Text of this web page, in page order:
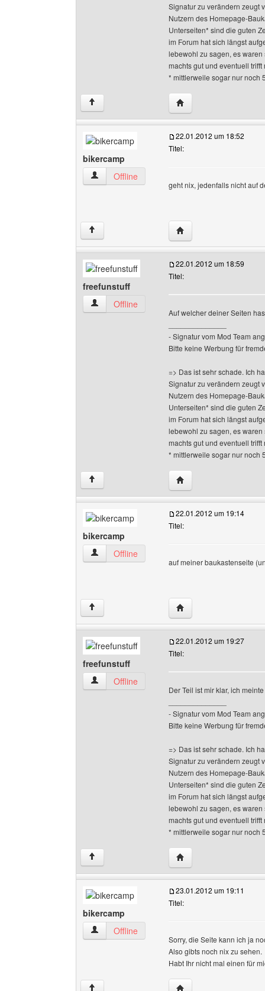
Signatur zu verändern zeugt
Nutzern des Homepage-
Unterseiten* sind die guten
im Forum hat sich längst
lebewohl zu sagen, es
machts gut und eventuell
* mittlerweile sogar nur noch
↑ Website dieses
bikercamp
bikercamp Benutzer-Profile anzeigen
Offline
22.01.2012 um 18:52
Titel:
geht nix, jedenfalls nicht auf
↑ Website dieses
freefunstuff
freefunstuff Benutzer-Profile anzeigen
Offline
22.01.2012 um 18:59
Titel:
Auf welcher deiner Seiten
- Signatur vom Mod Team
Bitte keine Werbung für
=> Das ist sehr schade. Ich
Signatur zu verändern zeugt
Nutzern des Homepage-
Unterseiten* sind die guten
im Forum hat sich längst
lebewohl zu sagen, es
machts gut und eventuell
* mittlerweile sogar nur noch
↑ Website dieses
bikercamp
bikercamp Benutzer-Profile anzeigen
Offline
22.01.2012 um 19:14
Titel:
auf meiner baukastenseite
↑ Website dieses
freefunstuff
freefunstuff Benutzer-Profile anzeigen
Offline
22.01.2012 um 19:27
Titel:
Der Teil ist mir klar, ich
- Signatur vom Mod Team
Bitte keine Werbung für
=> Das ist sehr schade. Ich
Signatur zu verändern zeugt
Nutzern des Homepage-
Unterseiten* sind die guten
im Forum hat sich längst
lebewohl zu sagen, es
machts gut und eventuell
* mittlerweile sogar nur noch
↑ Website dieses
bikercamp
bikercamp Benutzer-Profile anzeigen
Offline
23.01.2012 um 19:11
Titel:
Sorry, die Seite kann ich ja
Also gibts noch nix zu sehen.
Habt Ihr nicht mal einen für
↑ Website dieses